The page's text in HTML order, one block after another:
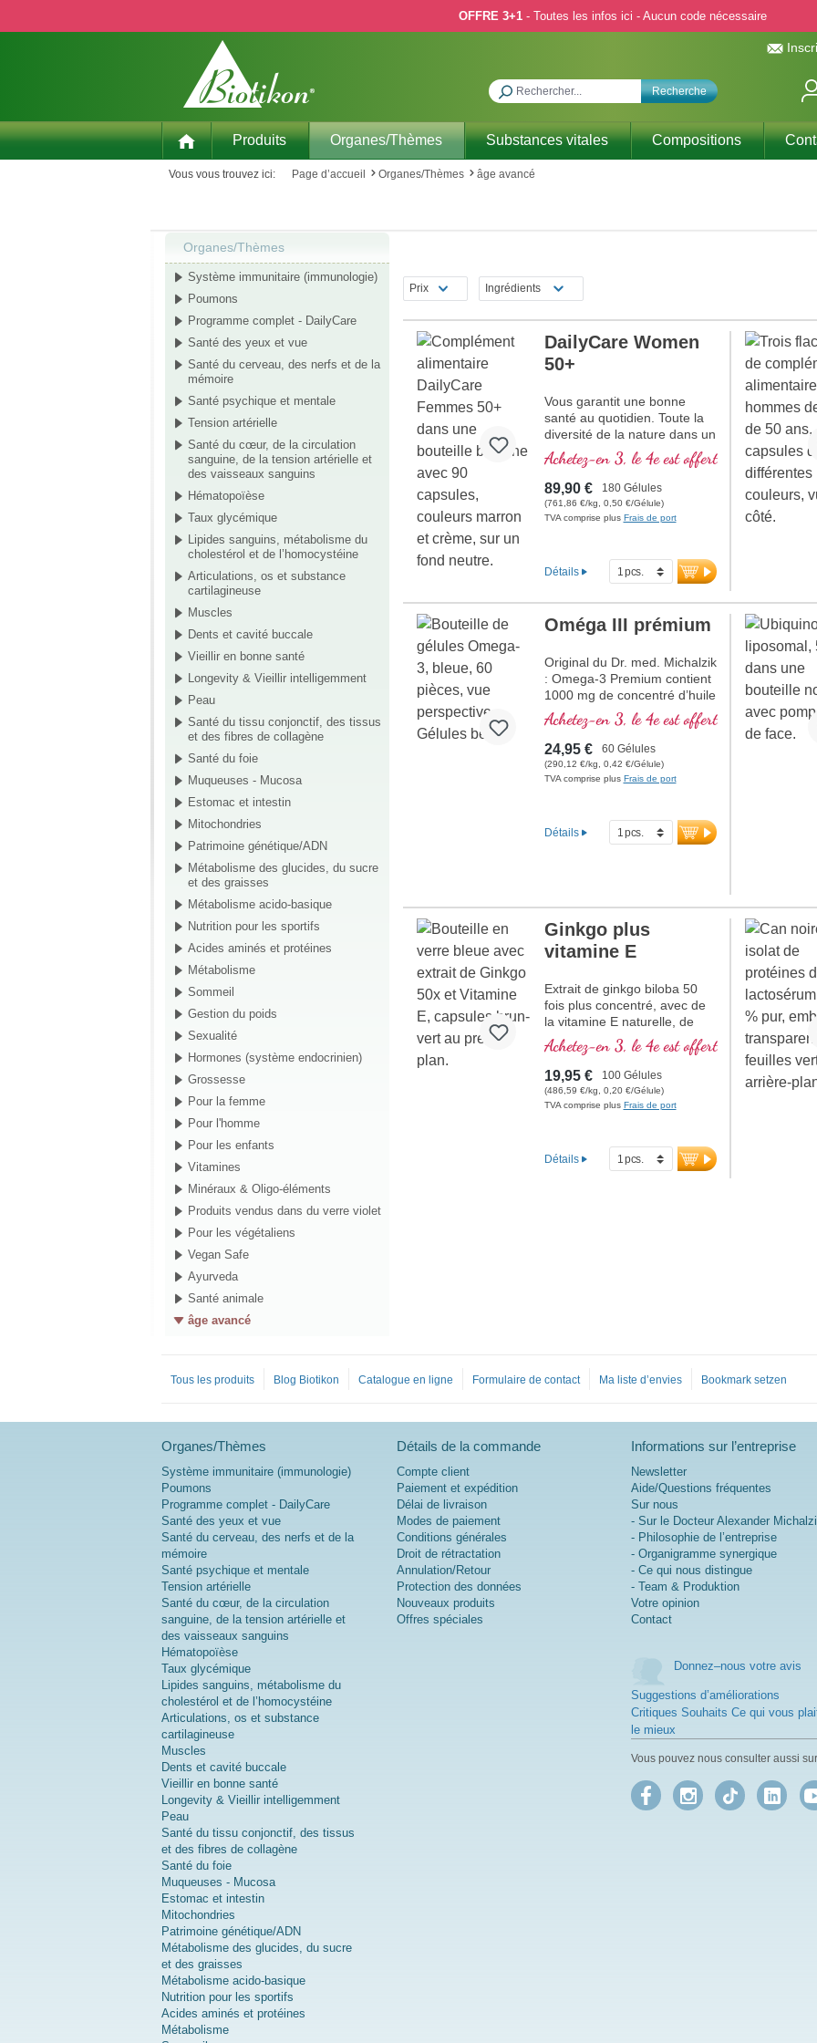
OFFRE 3+1 - Toutes les infos ici - Aucun code nécessaire
Recherche
Produits Organes/Thèmes Substances vitales Compositions
Vous vous trouvez ici: Page d’accueil Organes/Thèmes âge avancé
Organes/Thèmes
Système immunitaire (immunologie)
Poumons
Programme complet - DailyCare
Santé des yeux et vue
Santé du cerveau, des nerfs et de la
mémoire
Santé psychique et mentale
Tension artérielle
Santé du cœur, de la circulation
sanguine, de la tension artérielle et
des vaisseaux sanguins
Hématopoïèse
Taux glycémique
Lipides sanguins, métabolisme du
cholestérol et de l’homocystéine
Articulations, os et substance
cartilagineuse
Muscles
Dents et cavité buccale
Vieillir en bonne santé
Longevity & Vieillir intelligemment
Peau
Santé du tissu conjonctif, des tissus
et des fibres de collagène
Santé du foie
Muqueuses - Mucosa
Estomac et intestin
Mitochondries
Patrimoine génétique/ADN
Métabolisme des glucides, du sucre
et des graisses
Métabolisme acido-basique
Nutrition pour les sportifs
Acides aminés et protéines
Métabolisme
Sommeil
Gestion du poids
Sexualité
Hormones (système endocrinien)
Grossesse
Pour la femme
Pour l'homme
Pour les enfants
Vitamines
Minéraux & Oligo-éléments
Produits vendus dans du verre violet
Pour les végétaliens
Vegan Safe
Ayurveda
Santé animale
âge avancé
Prix Ingrédients
DailyCare Women
50+
Vous garantit une bonne
santé au quotidien. Toute la
diversité de la nature dans un
produit.
Achetez-en 3, le 4e est offert
89,90 € 180 Gélules
(761,86 €/kg, 0,50 €/Gélule)
TVA comprise plus Frais de port
Détails
Oméga III prémium
Original du Dr. med. Michalzik
: Omega-3 Premium contient
1000 mg de concentré d’huile
de poisson par dose
journalière (1 gélule), dont
360 mg d’EPA et 240 mg de
DHA. Ce complément
alimentaire de haute qualité
fabriqué en Allemagne. Le
scellage est sans aluminium.
Achetez-en 3, le 4e est offert
24,95 € 60 Gélules
(290,12 €/kg, 0,42 €/Gélule)
TVA comprise plus Frais de port
Détails
Ginkgo plus
vitamine E
Extrait de ginkgo biloba 50
fois plus concentré, avec de
la vitamine E naturelle, de
l'acétyl-L-carnitine et de
l'extrait d'açaï
Achetez-en 3, le 4e est offert
19,95 € 100 Gélules
(486,59 €/kg, 0,20 €/Gélule)
TVA comprise plus Frais de port
Détails
Tous les produits Blog Biotikon Catalogue en ligne Formulaire de contact Ma liste d’envies Bookmark setzen
Organes/Thèmes
Système immunitaire (immunologie)
Poumons
Programme complet - DailyCare
Santé des yeux et vue
Santé du cerveau, des nerfs et de la
mémoire
Santé psychique et mentale
Tension artérielle
Santé du cœur, de la circulation
sanguine, de la tension artérielle et
des vaisseaux sanguins
Hématopoïèse
Taux glycémique
Lipides sanguins, métabolisme du
cholestérol et de l’homocystéine
Articulations, os et substance
cartilagineuse
Muscles
Dents et cavité buccale
Vieillir en bonne santé
Longevity & Vieillir intelligemment
Peau
Santé du tissu conjonctif, des tissus
et des fibres de collagène
Santé du foie
Muqueuses - Mucosa
Estomac et intestin
Mitochondries
Patrimoine génétique/ADN
Métabolisme des glucides, du sucre
et des graisses
Métabolisme acido-basique
Nutrition pour les sportifs
Acides aminés et protéines
Métabolisme
Détails de la commande
Compte client
Paiement et expédition
Délai de livraison
Modes de paiement
Conditions générales
Droit de rétractation
Annulation/Retour
Protection des données
Nouveaux produits
Offres spéciales
Informations sur l’entreprise
Newsletter
Aide/Questions fréquentes
Sur nous
- Sur le Docteur Alexander
- Philosophie de l’entreprise
- Organigramme synergique
- Ce qui nous distingue
- Team & Produktion
Votre opinion
Contact
Donnez–nous votre avis
Suggestions d’améliorations
Critiques Souhaits Ce qui vous
le mieux
Vous pouvez nous consulter aussi